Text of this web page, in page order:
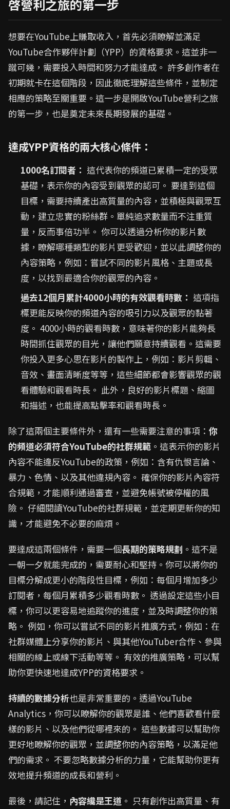
啓營利之旅的第一步
想要在YouTube上賺取收入，首先必須瞭解並滿足
YouTube合作夥伴計劃（YPP）的資格要求。這並非一
蹴可幾，需要投入時間和努力才能達成。 許多創作者在
初期就卡在這個階段，因此徹底理解這些條件，並制定
相應的策略至關重要。這一步是開啟YouTube營利之旅
的第一步，也是奠定未來長期發展的基礎。
達成YPP資格的兩大核心條件：
1000名訂閱者： 這代表你的頻道已累積一定的受眾
基礎，表示你的內容受到觀眾的認可。 要達到這個
目標，需要持續產出高質量的內容，並積極與觀眾互
動，建立忠實的粉絲群。單純追求數量而不注重質
量，反而事倍功半。 你可以透過分析你的影片數
據，瞭解哪種類型的影片更受歡迎，並以此調整你的
內容策略，例如：嘗試不同的影片風格、主題或長
度，以找到最適合你的觀眾的內容。
過去12個月累計4000小時的有效觀看時數： 這項指
標更能反映你的頻道內容的吸引力以及觀眾的黏著
度。 4000小時的觀看時數，意味著你的影片能夠長
時間抓住觀眾的目光，讓他們願意持續觀看。這需要
你投入更多心思在影片的製作上，例如：影片剪輯、
音效、畫面清晰度等等，這些細節都會影響觀眾的觀
看體驗和觀看時長。 此外，良好的影片標題、縮圖
和描述，也能提高點擊率和觀看時長。
除了這兩個主要條件外，還有一些需要注意的事項： 你
的頻道必須符合YouTube的社群規範 。這表示你的影片
內容不能違反YouTube的政策，例如：含有仇恨言論、
暴力、色情、以及其他違規內容。 確保你的影片內容符
合規範，才能順利通過審查，並避免帳號被停權的風
險。 仔細閱讀YouTube的社群規範，並定期更新你的知
識，才能避免不必要的麻煩。
要達成這兩個條件，需要一個長期的策略規劃 。這不是
一朝一夕就能完成的，需要耐心和堅持。你可以將你的
目標分解成更小的階段性目標，例如：每個月增加多少
訂閱者，每個月累積多少觀看時數。 透過設定這些小目
標，你可以更容易地追蹤你的進度，並及時調整你的策
略。 例如，你可以嘗試不同的影片推廣方式，例如：在
社群媒體上分享你的影片、與其他YouTuber合作、參與
相關的線上或線下活動等等。 有效的推廣策略，可以幫
助你更快速地達成YPP的資格要求。
持續的數據分析也是非常重要的。透過YouTube
Analytics，你可以瞭解你的觀眾是誰、他們喜歡看什麼
樣的影片、以及他們從哪裡來的。 這些數據可以幫助你
更好地瞭解你的觀眾，並調整你的內容策略，以滿足他
們的需求。 不要忽略數據分析的力量，它能幫助你更有
效地提升頻道的成長和營利。
最後，請記住， 內容纔是王道 。 只有創作出高質量、有